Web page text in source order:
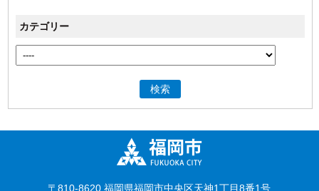
カテゴリー
検索
〒810-8620 福岡県福岡市中央区天神1丁目8番1号